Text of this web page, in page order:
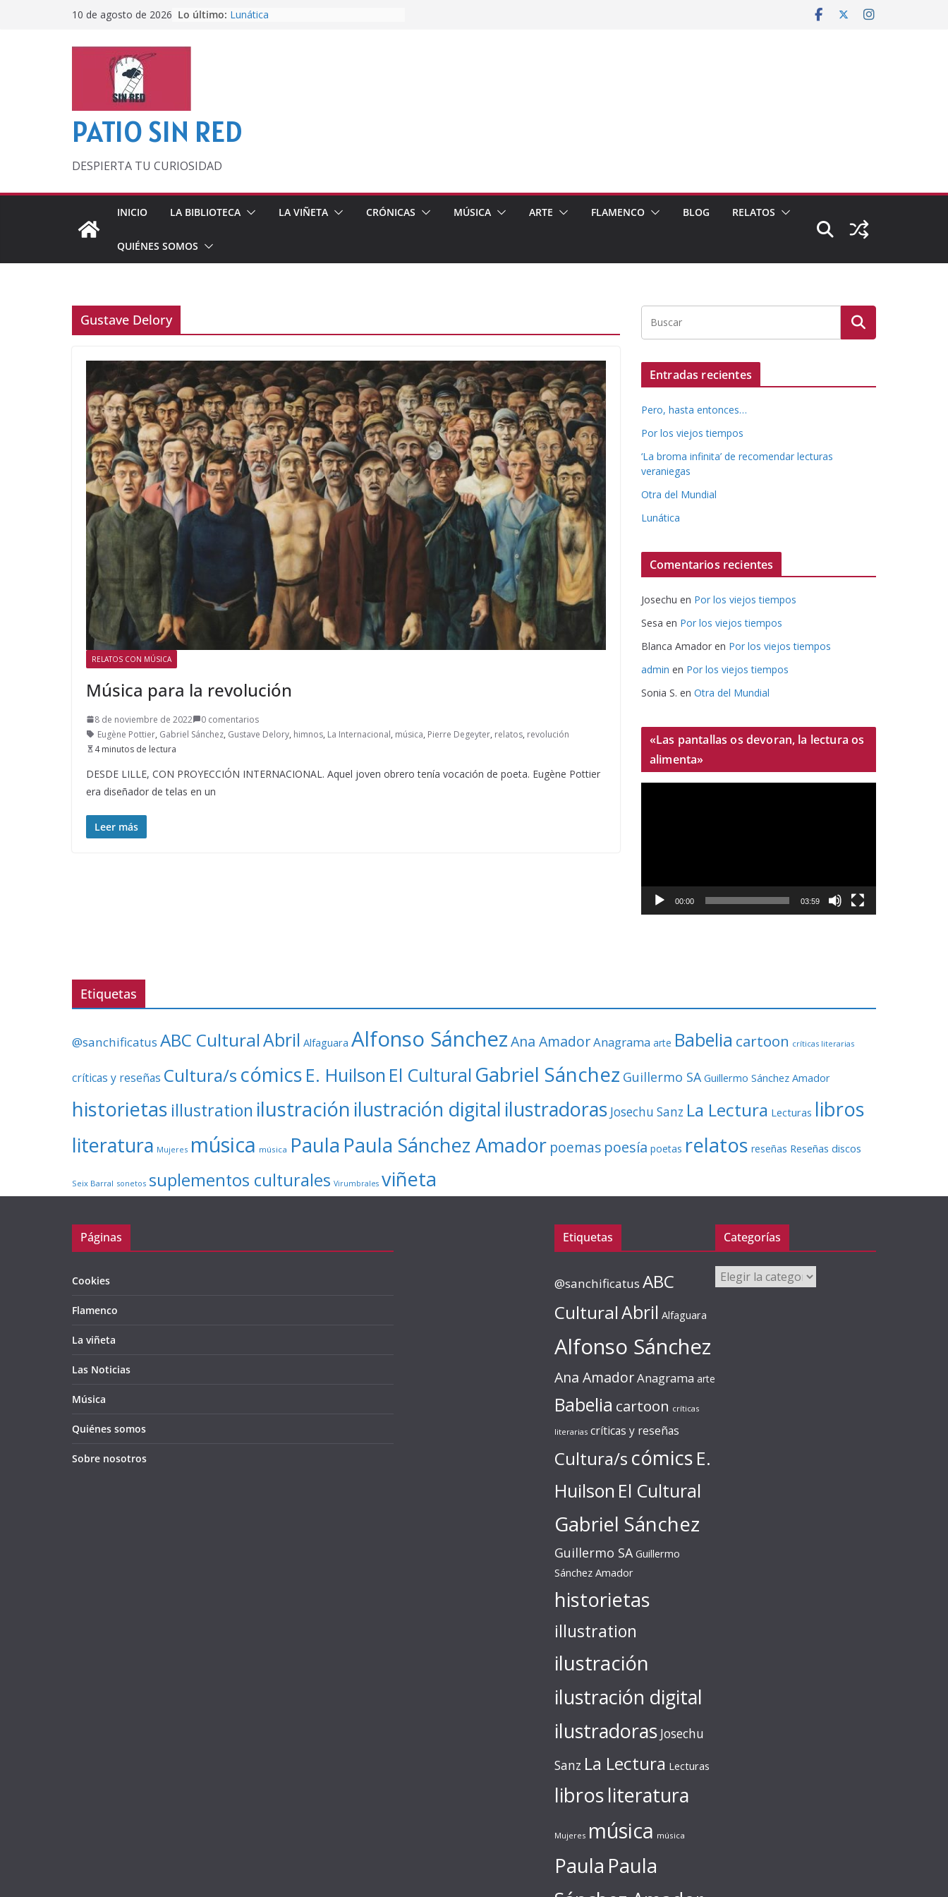
10 de agosto de 2026 Lo último: Lunática
PATIO SIN RED
DESPIERTA TU CURIOSIDAD
INICIO LA BIBLIOTECA LA VIÑETA CRÓNICAS MÚSICA ARTE FLAMENCO BLOG RELATOS
QUIÉNES SOMOS
Gustave Delory
RELATOS CON MÚSICA
Música para la revolución
8 de noviembre de 2022
0 comentarios
Eugène Pottier, Gabriel Sánchez, Gustave Delory, himnos, La Internacional, música, Pierre Degeyter, relatos, revolución
4 minutos de lectura
DESDE LILLE, CON PROYECCIÓN INTERNACIONAL. Aquel joven obrero tenía vocación de poeta. Eugène Pottier
era diseñador de telas en un
Leer más
Entradas recientes
Pero, hasta entonces…
Por los viejos tiempos
‘La broma infinita’ de recomendar lecturas
veraniegas
Otra del Mundial
Lunática
Comentarios recientes
Josechu en Por los viejos tiempos
Sesa en Por los viejos tiempos
Blanca Amador en Por los viejos tiempos
admin en Por los viejos tiempos
Sonia S. en Otra del Mundial
«Las pantallas os devoran, la lectura os
alimenta»
c
í
e
00:00 03:59
Etiquetas
@sanchificatus ABC CulturalAbril Alfaguara Alfonso SánchezAna AmadorAnagrama arte Babelia cartoon críticas literarias
críticas y reseñas Cultura/s cómics E. Huilson El Cultural Gabriel Sánchez Guillermo SA Guillermo Sánchez Amador
historietas illustration ilustración ilustración digital ilustradoras Josechu Sanz La Lectura Lecturas libros
literatura Mujeres música música Paula Paula Sánchez Amador poemas poesía poetas relatos reseñas Reseñas discos
Seix Barral sonetos suplementos culturales Virumbrales viñeta
Páginas
Cookies
Flamenco
La viñeta
Las Noticias
Música
Quiénes somos
Sobre nosotros
Etiquetas
@sanchificatus ABC
CulturalAbril Alfaguara
Alfonso Sánchez
Ana AmadorAnagrama arte
Babelia cartoon críticas
literarias críticas y reseñas
Cultura/s cómics E.
Huilson El Cultural
Gabriel Sánchez
Guillermo SA Guillermo
Sánchez Amador
historietas
illustration
ilustración
ilustración digital
ilustradoras Josechu
Sanz La Lectura Lecturas
librosliteratura
Mujeres música música
Paula Paula
Categorías
Categorías